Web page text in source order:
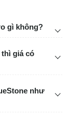
gì không?
giá có
như